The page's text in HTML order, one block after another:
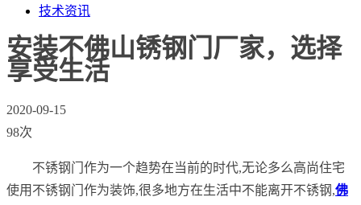
技术资讯
安装不佛山锈钢门厂家，选择
享受生活
2020-09-15
98次
不锈钢门作为一个趋势在当前的时代,无论多么高尚住宅
使用不锈钢门作为装饰,很多地方在生活中不能离开不锈钢,佛